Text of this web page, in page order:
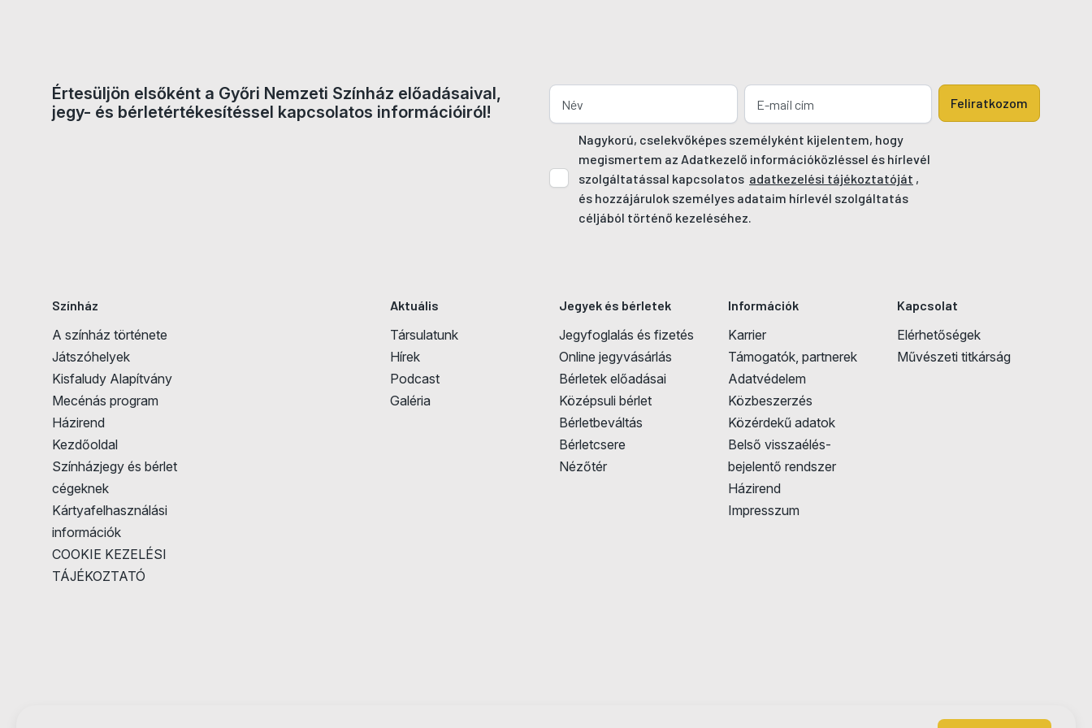
Jegyvásárlás
Értesüljön elsőként a Győri Nemzeti Színház előadásaival,
jegy- és bérletértékesítéssel kapcsolatos információiról!
Nagykorú, cselekvőképes személyként kijelentem, hogy
megismertem az Adatkezelő információközléssel és hírlevél
szolgáltatással kapcsolatos adatkezelési tájékoztatóját ,
és hozzájárulok személyes adataim hírlevél szolgáltatás
céljából történő kezeléséhez.
Feliratkozom
Színház
A színház története
Játszóhelyek
Kisfaludy Alapítvány
Mecénás program
Házirend
Kezdőoldal
Színházjegy és bérlet
cégeknek
Kártyafelhasználási
információk
COOKIE KEZELÉSI
TÁJÉKOZTATÓ
Aktuális
Társulatunk
Hírek
Podcast
Galéria
Jegyek és bérletek
Jegyfoglalás és fizetés
Online jegyvásárlás
Bérletek előadásai
Középsuli bérlet
Bérletbeváltás
Bérletcsere
Nézőtér
Információk
Karrier
Támogatók, partnerek
Adatvédelem
Közbeszerzés
Közérdekű adatok
Belső visszaélés-
bejelentő rendszer
Házirend
Impresszum
Kapcsolat
Elérhetőségek
Művészeti titkárság